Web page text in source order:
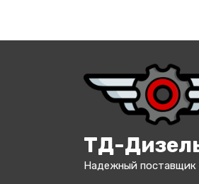
ТД-
Надежный поставщик